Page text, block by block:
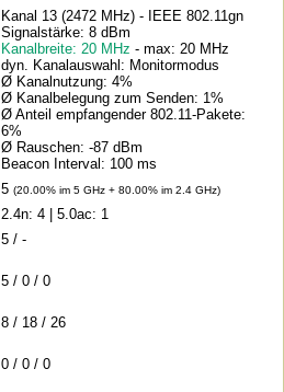
Kanal 13 (2472 MHz) - IEEE 802.11gn
Signalstärke: 8 dBm
Kanalbreite: 20 MHz- max: 20 MHz
dyn. Kanalauswahl: Monitormodus
Ø Kanalnutzung: 4%
Ø Kanalbelegung zum Senden: 1%
Ø Anteil empfangender 802.11-Pakete:
6%
Ø Rauschen: -87 dBm
Beacon Interval: 100 ms
5(20.00% im 5 GHz + 80.00% im 2.4 GHz)
2.4n: 4 | 5.0ac: 1
5 / -
5 / 0 / 0
8 / 18 / 26
0 / 0 / 0